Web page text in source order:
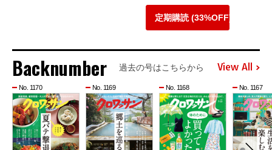
定期購読 (33%OFF)
Backnumber 過去の号はこちらから View All
No. 1170 No. 1169 No. 1168 No. 1167